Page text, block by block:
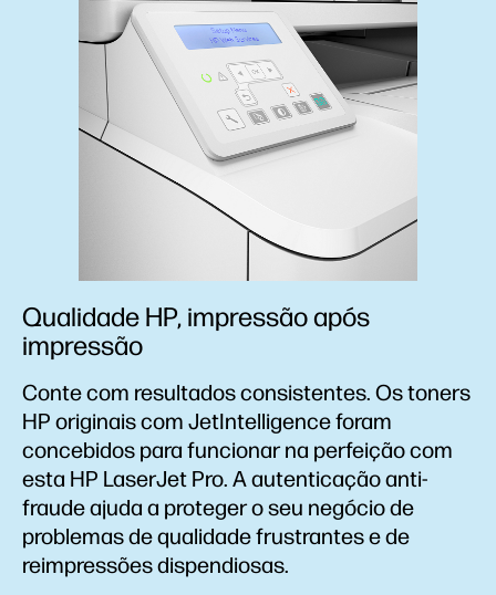
Qualidade HP, impressão após
impressão
Conte com resultados consistentes. Os toners
HP originais com JetIntelligence foram
concebidos para funcionar na perfeição com
esta HP LaserJet Pro. A autenticação anti-
fraude ajuda a proteger o seu negócio de
problemas de qualidade frustrantes e de
reimpressões dispendiosas.